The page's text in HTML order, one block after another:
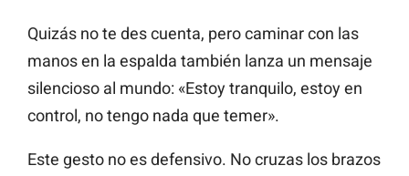
Quizás no te des cuenta, pero caminar con las
manos en la espalda también lanza un mensaje
silencioso al mundo: «Estoy tranquilo, estoy en
control, no tengo nada que temer».
Este gesto no es defensivo. No cruzas los brazos